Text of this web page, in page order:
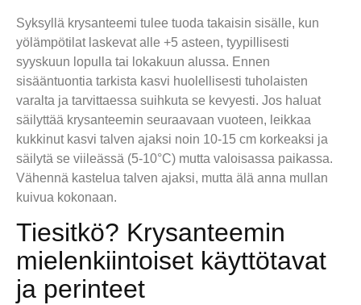
Syksyllä krysanteemi tulee tuoda takaisin sisälle, kun
yölämpötilat laskevat alle +5 asteen, tyypillisesti
syyskuun lopulla tai lokakuun alussa. Ennen
sisääntuontia tarkista kasvi huolellisesti tuholaisten
varalta ja tarvittaessa suihkuta se kevyesti. Jos haluat
säilyttää krysanteemin seuraavaan vuoteen, leikkaa
kukkinut kasvi talven ajaksi noin 10-15 cm korkeaksi ja
säilytä se viileässä (5-10°C) mutta valoisassa paikassa.
Vähennä kastelua talven ajaksi, mutta älä anna mullan
kuivua kokonaan.
Tiesitkö? Krysanteemin
mielenkiintoiset käyttötavat
ja perinteet